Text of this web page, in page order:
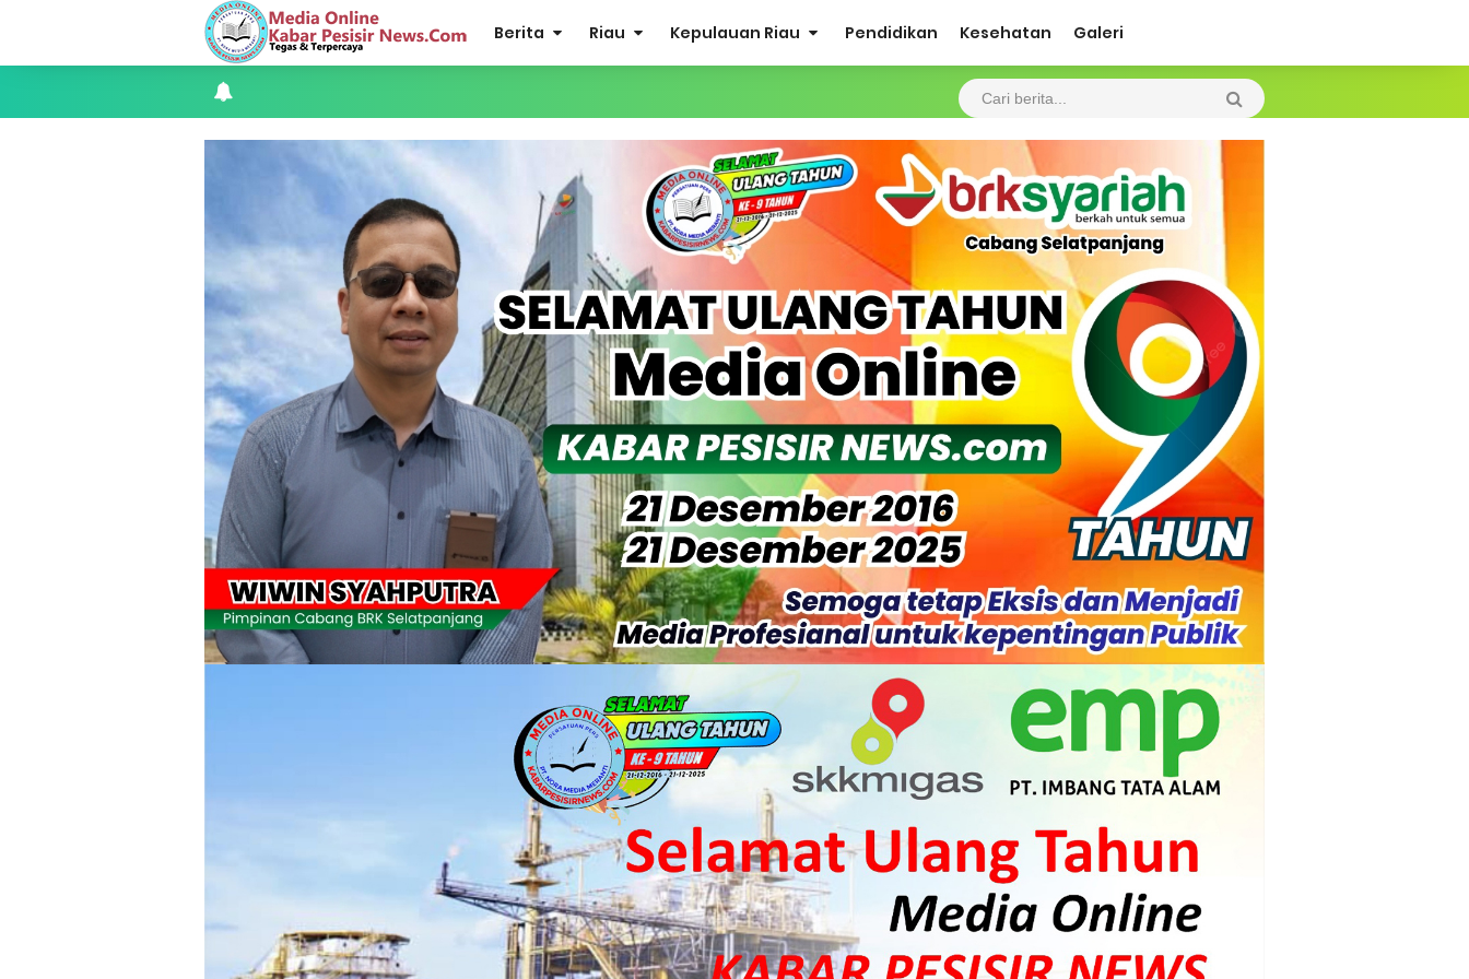
Berita Riau Kepulauan Riau Pendidikan Kesehatan Galeri
Musyawarah LAM Ke-3 Tualang Sukses, Zulkifli Z (Nomor Urut 1) Resmi Terpilih Pimpin Lembaga Adat
Kapolres Kepulauan Meranti Perkuat Sinergi Jelang Ekspedisi Merah Putih Presisi Polda Riau.
Teluk Belitung Bagaikan Kota Mati Disaat Listrik Diberlakukan Pemadaman Secara Bergilir, Mesin 600 kW Diharapkan Jadi Solusi.
F-PETIR Desak Pemkab Lingga Segera Buka Solusi Tambang Timah Rakyat: Jangan Hanya di Laut yang Beroperasi, Tambang Timah di Darat
Juga Butuh Hidup
Saat Duka Menyelimuti Korban Serangan Monyet, YBM PLN UP3 Rengat Bersama PW IWO Riau Ulurkan Tangan Kemanusiaan
Wabup Meranti Serahkan Santunan BPJS Rp52 Juta, Optimalisasi Pelaksanaan Program Jaminan Sosial Ketenagakerjaan Diperkuat
Usut Skandal Lahan Ulayat Desa Palas, Sekoci24.co Resmi Layangkan Surat Konfirmasi ke PT Arara Abadi.
Meranti 2026, 30 Putra-Putri Terbaik Disiapkan Kibarkan Merah Putih
Pulihkan Konektivitas Pascabencana, HKI Rampungkan Penanganan Jalur Lembah Anai dan Malalak
Bupati Asmar Lepas 77 Kontingen Pramuka Meranti Ikuti Jambore Nasional XII 2026 di Cibubur
Polres Kepulauan Meranti Gelar Ekspedisi Merah Putih" Jalin Sinergitas dengan Insan Pers, Komunitas dan Mahasiswa
PLN Selat Panjang Minta Maaf, Janji Datangkan Mesin Sewa Atasi Pemadaman di Merbau.
Warga Kecamatan Merbau dan Kecamatan Putri Puyu Tuntut PLN: Hentikan Pemadaman dan Beri Kompensasi
FPMP.TB Bersama OPP Teluk Belitung, Dan Perwakilan Masyarakat Desa Se- Kecamatan Merbau Datangi PLTG Melibur
Bupati Asmar Perkuat Sinergi dengan Danposal Selatpanjang, Bahas Stabilitas Wilayah dan Pembangunan Meranti